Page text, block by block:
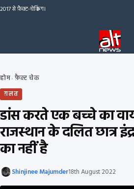
Skip to content
2017 से फ़ैक्ट-चेकिंग।
होम› फ़ैक्ट चेक
ग़लत
डांस करते एक बच्चे का
राजस्थान के दलित छात्र
का नहीं है
Shinjinee Majumder18th August 2022